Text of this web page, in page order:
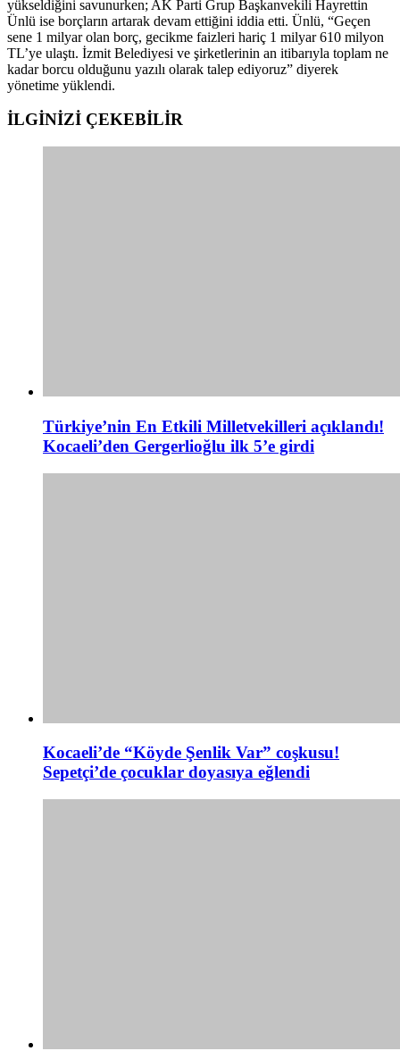
yükseldiğini savunurken; AK Parti Grup Başkanvekili Hayrettin
Ünlü ise borçların artarak devam ettiğini iddia etti. Ünlü, “Geçen
sene 1 milyar olan borç, gecikme faizleri hariç 1 milyar 610 milyon
TL’ye ulaştı. İzmit Belediyesi ve şirketlerinin an itibarıyla toplam ne
kadar borcu olduğunu yazılı olarak talep ediyoruz” diyerek
yönetime yüklendi.
İLGİNİZİ ÇEKEBİLİR
Türkiye’nin En Etkili Milletvekilleri açıklandı!
Kocaeli’den Gergerlioğlu ilk 5’e girdi
Kocaeli’de “Köyde Şenlik Var” coşkusu!
Sepetçi’de çocuklar doyasıya eğlendi